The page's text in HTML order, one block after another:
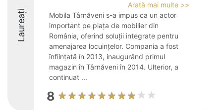
Laureați
Arată mai multe >>
Mobila Târnăveni s-a impus ca un actor
important pe piața de mobilier din
România, oferind soluții integrate pentru
amenajarea locuințelor. Compania a fost
înființată în 2013, inaugurând primul
magazin în Târnăveni în 2014. Ulterior, a
continuat ...
8